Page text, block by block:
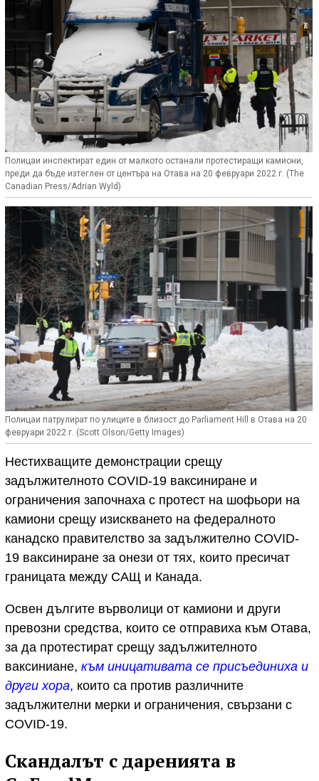
Полицаи инспектират един от малкото останали протестиращи камиони,
преди да бъде изтеглен от центъра на Отава на 20 февруари 2022 г. (The
Canadian Press/Adrian Wyld)
Полицаи патрулират по улиците в близост до Parliament Hill в Отава на 20
февруари 2022 г. (Scott Olson/Getty Images)
Нестихващите демонстрации срещу
задължителното COVID-19 ваксиниране и
ограничения започнаха с протест на шофьори на
камиони срещу изискването на федералното
канадско правителство за задължително COVID-
19 ваксиниране за онези от тях, които пресичат
границата между САЩ и Канада.
Освен дългите върволици от камиони и други
превозни средства, които се отправиха към Отава,
за да протестират срещу задължителното
ваксиниане, към иницативата се присъединиха и
други хора, които са против различните
задължителни мерки и ограничения, свързани с
COVID-19.
Скандалът с даренията в